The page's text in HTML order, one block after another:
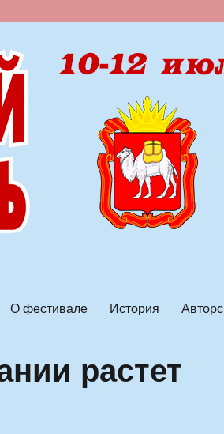
О фестивале История
растет